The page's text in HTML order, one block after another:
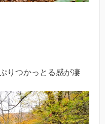
りつかっとる感が凄